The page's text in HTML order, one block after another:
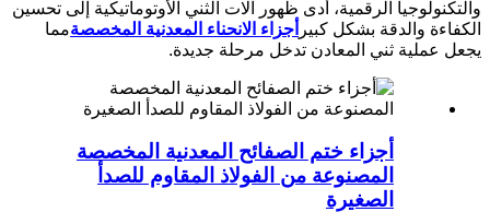
والتكنولوجيا الرقمية، أدى ظهور آلات الثني الأوتوماتيكية إلى تحسين
الكفاءة والدقة بشكل كبير أجزاء الانحناء المعدنية المخصصةمما
يجعل عملية ثني المعادن تدخل مرحلة جديدة.
أجزاء ختم الصفائح المعدنية المخصصة
المصنوعة من الفولاذ المقاوم للصدأ
الصغيرة